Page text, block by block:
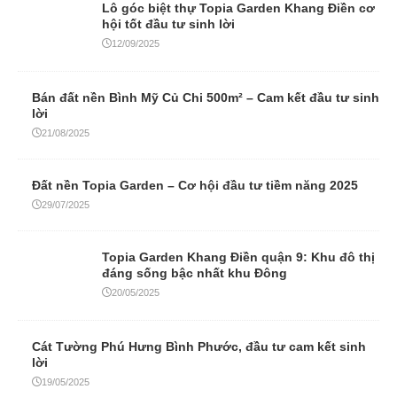
Lô góc biệt thự Topia Garden Khang Điền cơ
hội tốt đầu tư sinh lời
12/09/2025
Bán đất nền Bình Mỹ Củ Chi 500m² – Cam kết đầu tư sinh
lời
21/08/2025
Đất nền Topia Garden – Cơ hội đầu tư tiềm năng 2025
29/07/2025
Topia Garden Khang Điền quận 9: Khu đô thị
đáng sống bậc nhất khu Đông
20/05/2025
Cát Tường Phú Hưng Bình Phước, đầu tư cam kết sinh
lời
19/05/2025